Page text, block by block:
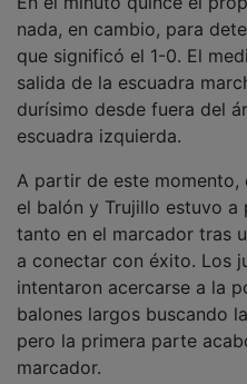
nada, en cambio, para
que significó el 1-0. El
salida de la escuadra
durísimo desde fuera del
escuadra izquierda.
el balón y Trujillo estuvo a
tanto en el marcador tras
a conectar con éxito. Los
intentaron acercarse a la
balones largos buscando
pero la primera parte
marcador.